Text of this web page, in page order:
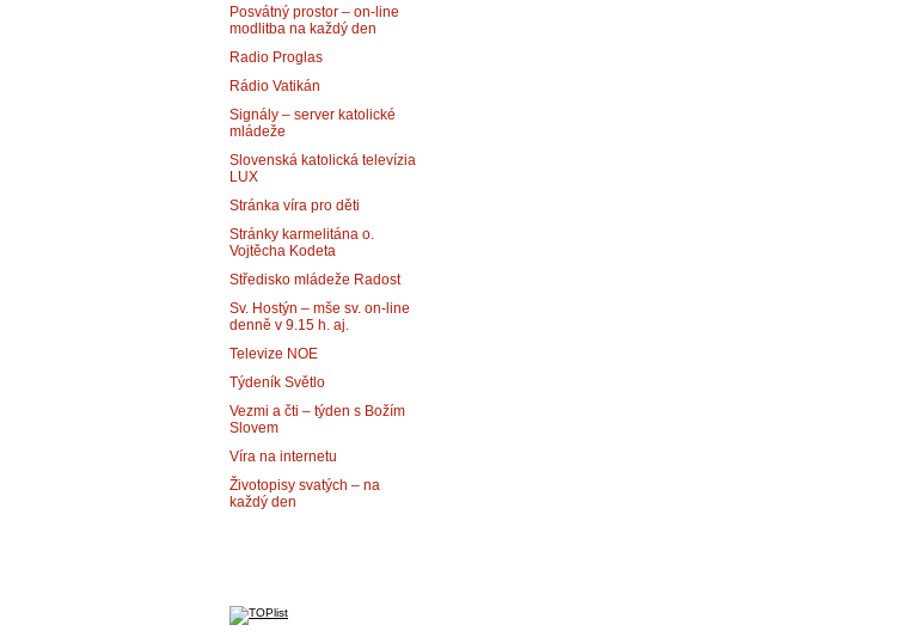
Posvátný prostor – on-line
modlitba na každý den
Radio Proglas
Rádio Vatikán
Signály – server katolické
mládeže
Slovenská katolická televízia
LUX
Stránka víra pro děti
Stránky karmelitána o.
Vojtěcha Kodeta
Středisko mládeže Radost
Sv. Hostýn – mše sv. on-line
denně v 9.15 h. aj.
Televize NOE
Týdeník Světlo
Vezmi a čti – týden s Božím
Slovem
Víra na internetu
Životopisy svatých – na
každý den